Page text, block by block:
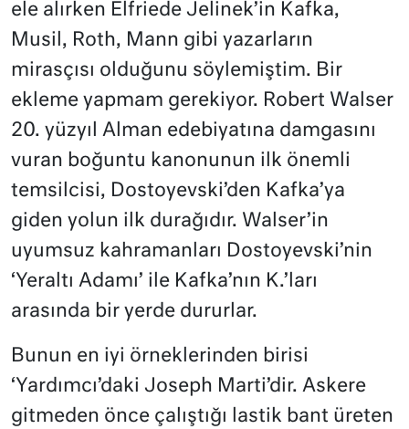
ele alırken Elfriede Jelinek’in Kafka,
Musil, Roth, Mann gibi yazarların
mirasçısı olduğunu söylemiştim. Bir
ekleme yapmam gerekiyor. Robert Walser
20. yüzyıl Alman edebiyatına damgasını
vuran boğuntu kanonunun ilk önemli
temsilcisi, Dostoyevski’den Kafka’ya
giden yolun ilk durağıdır. Walser’in
uyumsuz kahramanları Dostoyevski’nin
‘Yeraltı Adamı’ ile Kafka’nın K.’ları
arasında bir yerde dururlar.
Bunun en iyi örneklerinden birisi
‘Yardımcı’daki Joseph Marti’dir. Askere
gitmeden önce çalıştığı lastik bant üreten